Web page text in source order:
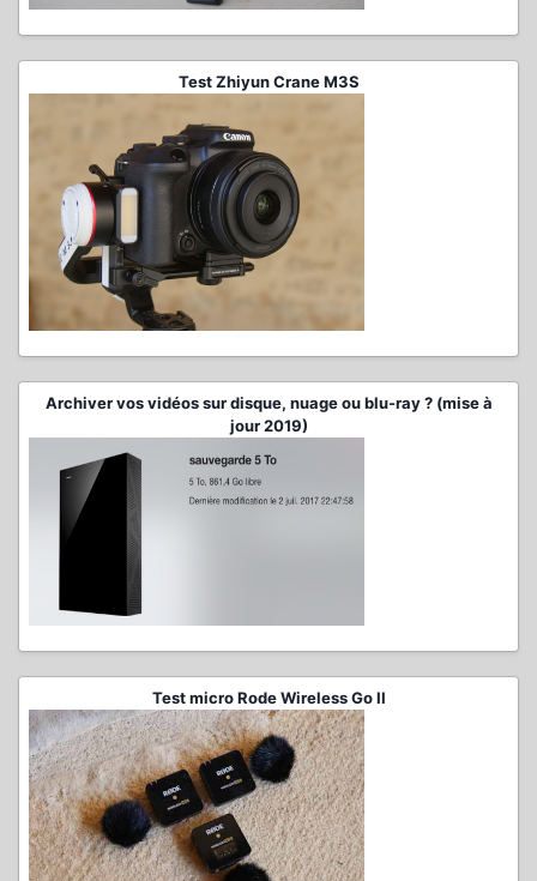
Test Zhiyun Crane M3S
Archiver vos vidéos sur disque, nuage ou blu-ray ? (mise à
jour 2019)
Test micro Rode Wireless Go II